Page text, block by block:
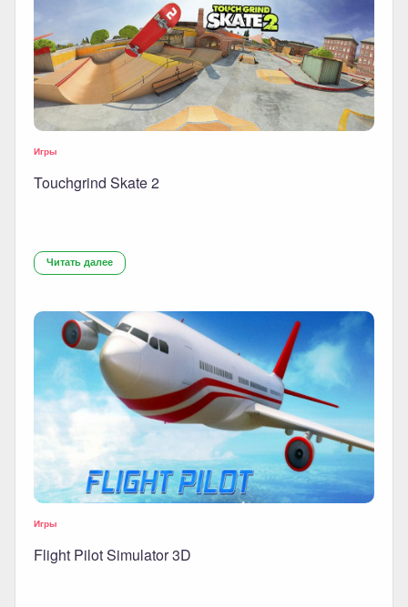
Игры
Touchgrind Skate 2
Читать далее
Игры
Flight Pilot Simulator 3D